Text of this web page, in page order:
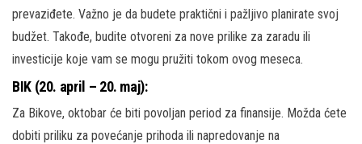
prevaziđete. Važno je da budete praktični i pažljivo planirate svoj
budžet. Takođe, budite otvoreni za nove prilike za zaradu ili
investicije koje vam se mogu pružiti tokom ovog meseca.
BIK (20. april – 20. maj):
Za Bikove, oktobar će biti povoljan period za finansije. Možda ćete
dobiti priliku za povećanje prihoda ili napredovanje na